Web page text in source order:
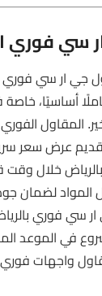
سي فوري
جي ار سي فوري
أساسيًا،
المقاول
عرض سعر
خلال
لضمان
سي فوري
في الموعد
واجهات